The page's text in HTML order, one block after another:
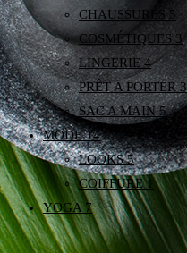
CHAUSSURES 5
COSMÉTIQUES 3
LINGERIE 4
PRÊT A PORTER3
SAC A MAIN5
MODE14
LOOKS5
COIFFURE1
YOGA7